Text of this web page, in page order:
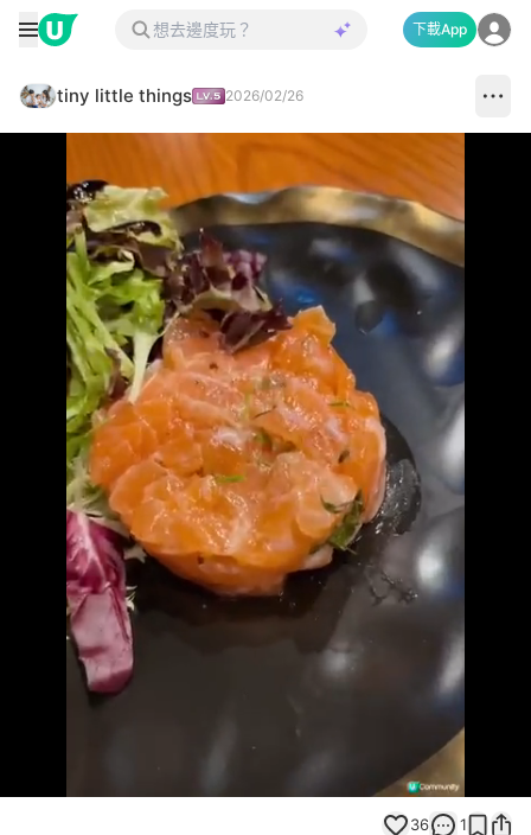
下載App
tiny little things 2026/02/26
86.96%
36 1